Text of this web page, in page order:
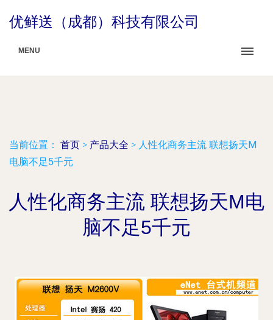
优鲜送（成都）科技有限公司
MENU
当前位置： 首页 > 产品大全 > 人性化商务主流 联想扬天M
电脑不足5千元
人性化商务主流 联想扬天M电
脑不足5千元